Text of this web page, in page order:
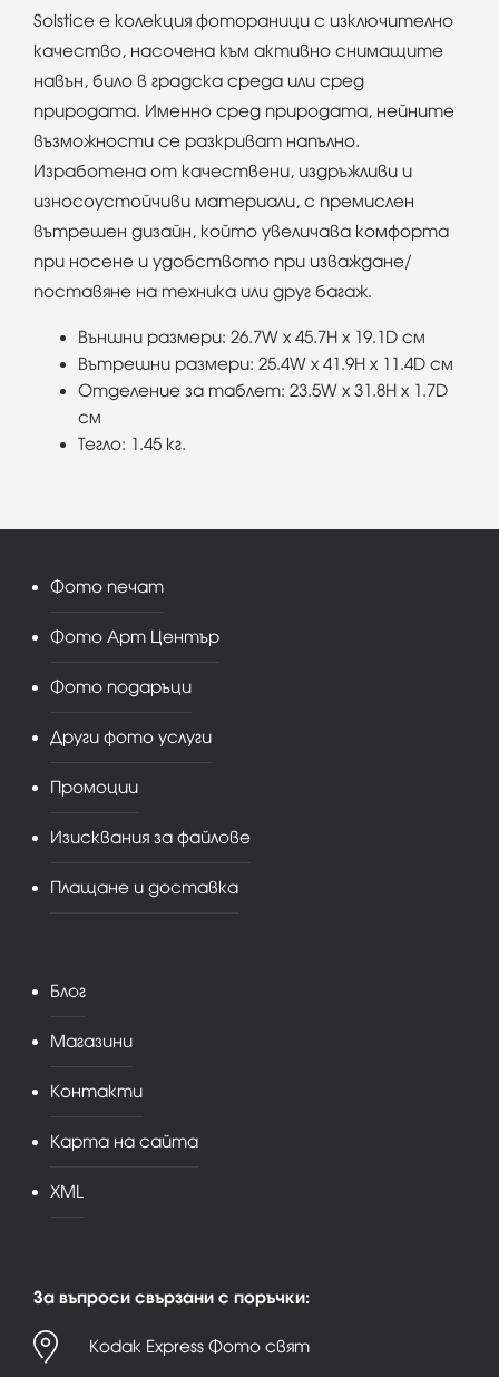
Solstice е колекция фотораници с изключително
качество, насочена към активно снимащите
навън, било в градска среда или сред
природата. Именно сред природата, нейните
възможности се разкриват напълно.
Изработена от качествени, издръжливи и
износоустойчиви материали, с премислен
вътрешен дизайн, който увеличава комфорта
при носене и удобството при изваждане/
поставяне на техника или друг багаж.
Външни размери: 26.7W x 45.7H x 19.1D см
Вътрешни размери: 25.4W x 41.9H x 11.4D см
Отделение за таблет: 23.5W x 31.8H x 1.7D
см
Тегло: 1.45 кг.
Фото печат
Фото Арт Център
Фото подаръци
Други фото услуги
Промоции
Изисквания за файлове
Плащане и доставка
Блог
Магазини
Контакти
Карта на сайта
XML
За въпроси свързани с поръчки:
Kodak Express Фото свят